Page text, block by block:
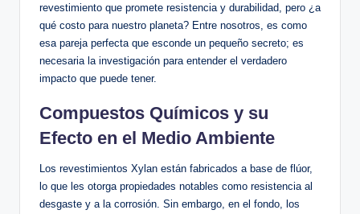
revestimiento que promete​ resistencia y ⁣durabilidad, pero ¿a‌
qué ⁣costo para nuestro‌ planeta? Entre nosotros, es como
⁢esa pareja perfecta que ​esconde un ‌pequeño secreto; es
necesaria la investigación​ para ‌entender el verdadero
impacto que ⁢puede tener.
Compuestos Químicos ⁣y su
‌Efecto en ⁣el⁢ Medio⁢ Ambiente
Los revestimientos Xylan están fabricados a‍ base de flúor,‍
lo que ​les ⁤otorga propiedades notables⁢ como resistencia al
desgaste⁤ y a ⁣la corrosión. Sin embargo, en⁣ el ⁣fondo, los